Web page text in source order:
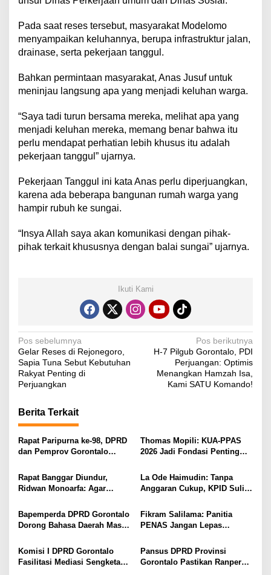
Pada saat reses tersebut, masyarakat Modelomo
menyampaikan keluhannya, berupa infrastruktur jalan,
drainase, serta pekerjaan tanggul.
Bahkan permintaan masyarakat, Anas Jusuf untuk
meninjau langsung apa yang menjadi keluhan warga.
“Saya tadi turun bersama mereka, melihat apa yang
menjadi keluhan mereka, memang benar bahwa itu
perlu mendapat perhatian lebih khusus itu adalah
pekerjaan tanggul” ujarnya.
Pekerjaan Tanggul ini kata Anas perlu diperjuangkan,
karena ada beberapa bangunan rumah warga yang
hampir rubuh ke sungai.
“Insya Allah saya akan komunikasi dengan pihak-
pihak terkait khususnya dengan balai sungai” ujarnya.
Ikuti Kami
N
a
v
g
a
s
p
o
s
Pos sebelumnya
Gelar Reses di Rejonegoro,
Sapia Tuna Sebut Kebutuhan
Rakyat Penting di
Perjuangkan
Pos berikutnya
H-7 Pilgub Gorontalo, PDI
Perjuangan: Optimis
Menangkan Hamzah Isa,
Kami SATU Komando!
Berita Terkait
Rapat Paripurna ke-98, DPRD
dan Pemprov Gorontalo
PPAS 2026
Thomas Mopili: KUA-PPAS
2026 Jadi Fondasi Penting
Rapat Banggar Diundur,
Ridwan Monoarfa: Agar
APBD Lebih Komprehensif
La Ode Haimudin: Tanpa
Anggaran Cukup, KPID Sulit
Bapemperda DPRD Gorontalo
Dorong Bahasa Daerah Masuk
Fikram Salilama: Panitia
PENAS Jangan Lepas
Pansus
Komisi I DPRD Gorontalo
Fasilitasi Mediasi Sengketa
Pansus DPRD Provinsi
Gorontalo Pastikan Ranperda